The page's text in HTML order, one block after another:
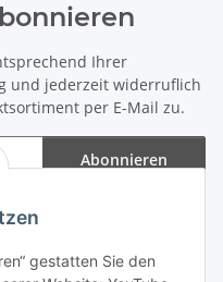
gestatten Sie den
Ihrer
und jederzeit widerruflich
per E-Mail zu.
Abonnieren